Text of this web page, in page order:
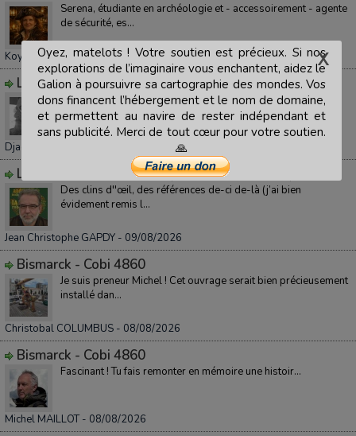
Serena, étudiante en archéologie et - accessoirement - agente
de sécurité, es...
Koyolite TSEILA- 09/08/2026
Les mystères de demain (Robert Yessouroun)
Très belle histoire, pour un bon début de journée, quelques
minutes de lectur...
Djackdah RIKER
Les mystères de demain (Robert Yessouroun)
Des clins d''œil, des références de-ci de-là (j’ai bien
évidement remis l...
Jean Christophe GAPDY - 09/08/2026
Bismarck - Cobi 4860
Je suis preneur Michel ! Cet ouvrage serait bien précieusement
installé dan...
Christobal COLUMBUS - 08/08/2026
Bismarck - Cobi 4860
Fascinant ! Tu fais remonter en mémoire une histoir...
Michel MAILLOT- 08/08/2026
Oyez, matelots ! Votre soutien est précieux. Si nos
explorations de l’imaginaire vous enchantent, aidez le
Galion à poursuivre sa cartographie des mondes. Vos
dons financent l’hébergement et le nom de domaine,
et permettent au navire de rester indépendant et
sans publicité. Merci de tout cœur pour votre soutien.
🙏